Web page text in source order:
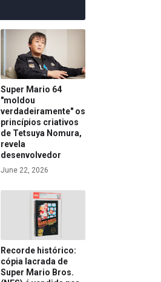
Super Mario 64
"moldou
verdadeiramente" os
princípios criativos
de Tetsuya Nomura,
revela
desenvolvedor
June 22, 2026
Recorde histórico:
cópia lacrada de
Super Mario Bros.